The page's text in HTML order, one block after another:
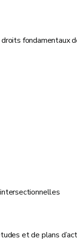
fondamentaux
et de plans